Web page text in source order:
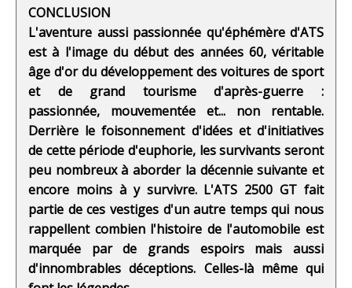
CONCLUSION
L'aventure aussi passionnée qu'éphémère d'ATS
est à l'image du début des années 60, véritable
âge d'or du développement des voitures de sport
et de grand tourisme d'après-guerre :
passionnée, mouvementée et... non rentable.
Derrière le foisonnement d'idées et d'initiatives
de cette période d'euphorie, les survivants seront
peu nombreux à aborder la décennie suivante et
encore moins à y survivre. L'ATS 2500 GT fait
partie de ces vestiges d'un autre temps qui nous
rappellent combien l'histoire de l'automobile est
marquée par de grands espoirs mais aussi
d'innombrables déceptions. Celles-là même qui